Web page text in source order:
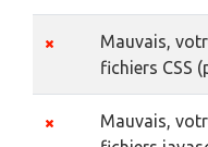
Mauvais,
fichiers CSS
Mauvais,